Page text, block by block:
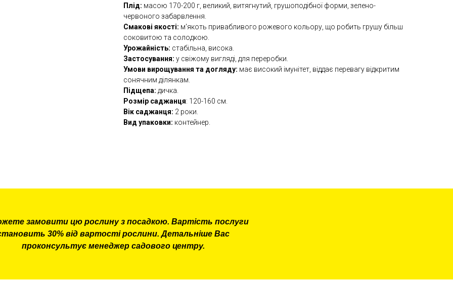
Плід: масою 170-200 г, великий, витягнутий, грушоподібної форми, зелено-
червоного забарвлення.
Смакові якості: м'якоть привабливого рожевого кольору, що робить грушу більш
соковитою та солодкою.
Урожайність: стабільна, висока.
Застосування: у свіжому вигляді, для переробки.
Умови вирощування та догляду: має високий імунітет, віддає перевагу відкритим
сонячним ділянкам.
Підщепа: дичка.
Розмір саджанця: 120-160 см.
Вік саджанця: 2 роки.
Вид упаковки: контейнер.
замовити цю рослину з посадкою. Вартість послуги
30% від вартості рослини. Детальніше Вас
проконсультує менеджер садового центру.